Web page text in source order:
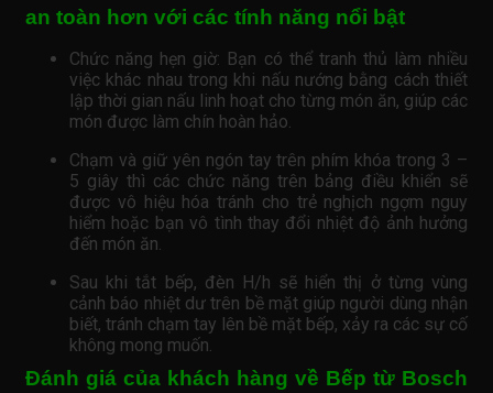
an toàn hơn với các tính năng nổi bật
Chức năng hẹn giờ: Bạn có thể tranh thủ làm nhiều
việc khác nhau trong khi nấu nướng bằng cách thiết
lập thời gian nấu linh hoạt cho từng món ăn, giúp các
món được làm chín hoàn hảo.
Chạm và giữ yên ngón tay trên phím khóa trong 3 –
5 giây thì các chức năng trên bảng điều khiển sẽ
được vô hiệu hóa tránh cho trẻ nghịch ngợm nguy
hiểm hoặc bạn vô tình thay đổi nhiệt độ ảnh hưởng
đến món ăn.
Sau khi tắt bếp, đèn H/h sẽ hiển thị ở từng vùng
cảnh báo nhiệt dư trên bề mặt giúp người dùng nhận
biết, tránh chạm tay lên bề mặt bếp, xảy ra các sự cố
không mong muốn.
Đánh giá của khách hàng về Bếp từ Bosch